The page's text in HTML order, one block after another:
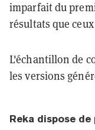
imparfait du
résultats que
L'échantillon de
les versions
Reka dispose